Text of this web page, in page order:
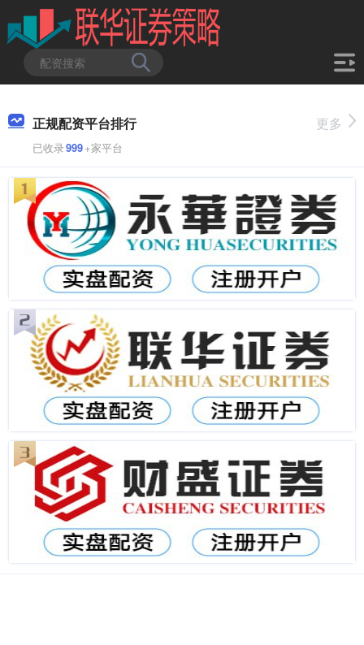
正规配资平台排行
已收录999+家平台
更多